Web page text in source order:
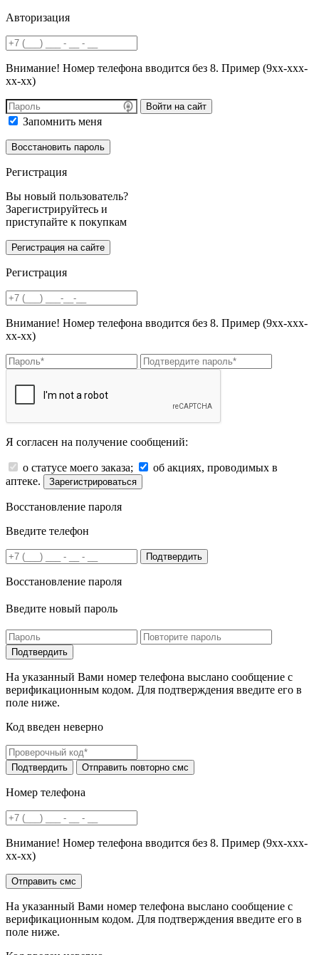
Авторизация
Внимание! Номер телефона вводится без 8. Пример (9хх-ххх-
хх-хх)
Войти на сайт
Запомнить меня
Регистрация
Вы новый пользователь?
Зарегистрируйтесь и
приступайте к покупкам
Регистрация
Внимание! Номер телефона вводится без 8. Пример (9хх-ххх-
хх-хх)
Я согласен на получение сообщений:
о статусе моего заказа;
об акциях, проводимых в
аптеке.
Зарегистрироваться
Восстановление пароля
Введите телефон
Подтвердить
Восстановление пароля
Введите новый пароль
На указанный Вами номер телефона выслано сообщение с
верификационным кодом. Для подтверждения введите его в
поле ниже.
Код введен неверно
Номер телефона
Внимание! Номер телефона вводится без 8. Пример (9хх-ххх-
хх-хх)
На указанный Вами номер телефона выслано сообщение с
верификационным кодом. Для подтверждения введите его в
поле ниже.